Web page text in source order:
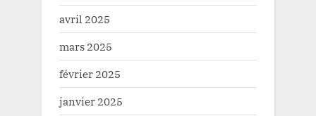
avril 2025
mars 2025
février 2025
janvier 2025